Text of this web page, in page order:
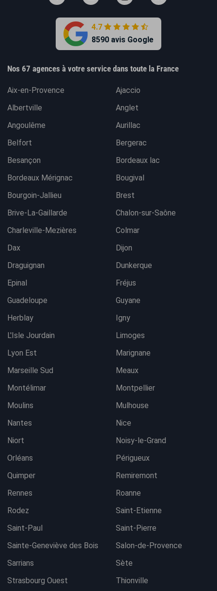
4.7
8590 avis Google
Nos 67 agences à votre service dans toute la France
Aix-en-Provence
Ajaccio
Albertville
Anglet
Angoulême
Aurillac
Belfort
Bergerac
Besançon
Bordeaux lac
Bordeaux Mérignac
Bougival
Bourgoin-Jallieu
Brest
Brive-La-Gaillarde
Chalon-sur-Saône
Charleville-Mezières
Colmar
Dax
Dijon
Draguignan
Dunkerque
Epinal
Fréjus
Guadeloupe
Guyane
Herblay
Igny
L'Isle Jourdain
Limoges
Lyon Est
Marignane
Marseille Sud
Meaux
Montélimar
Montpellier
Moulins
Mulhouse
Nantes
Nice
Niort
Noisy-le-Grand
Orléans
Périgueux
Quimper
Remiremont
Rennes
Roanne
Rodez
Saint-Etienne
Saint-Paul
Saint-Pierre
Sainte-Geneviève des Bois
Salon-de-Provence
Sarrians
Sète
Strasbourg Ouest
Thionville